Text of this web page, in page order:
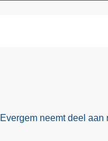
neemt deel aan